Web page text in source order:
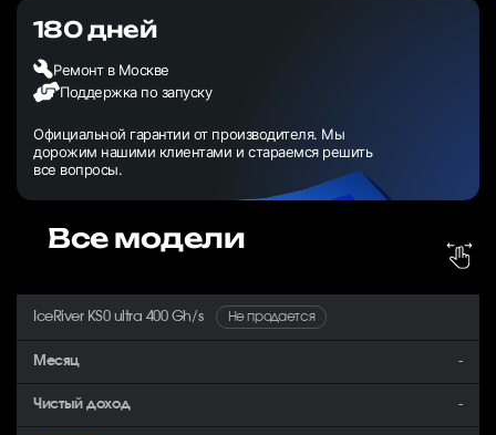
180 дней
Ремонт в Москве
Поддержка по запуску
Официальной гарантии от производителя. Мы
дорожим нашими клиентами и стараемся решить
все вопросы.
Все модели
IceRiver KS0 ultra 400 Gh/s Не продается
-
-